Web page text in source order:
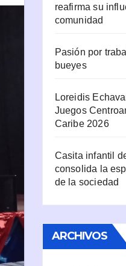
reafirma su
comunidad
Pasión por
bueyes
Loreidis
Juegos
Caribe 2026
Casita infantil
consolida la
de la sociedad
ARCHIVOS